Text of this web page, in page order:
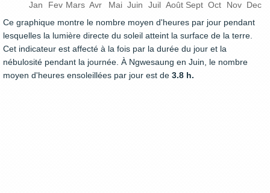
Jan Fev Mars Avr Mai Juin Juil Août Sept Oct Nov Dec
Ce graphique montre le nombre moyen d'heures par jour pendant
lesquelles la lumière directe du soleil atteint la surface de la terre.
Cet indicateur est affecté à la fois par la durée du jour et la
nébulosité pendant la journée. À Ngwesaung en Juin, le nombre
moyen d'heures ensoleillées par jour est de 3.8 h.